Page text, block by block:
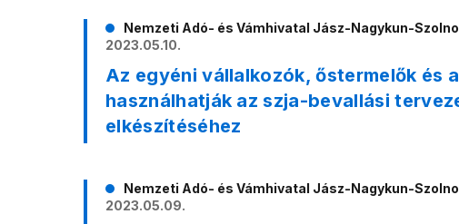
Nemzeti Adó- és Vámhivatal Jász-Nagykun-
2023.05.10.
Az egyéni vállalkozók, őstermelők és
használhatják az szja-bevallási
elkészítéséhez
Nemzeti Adó- és Vámhivatal Jász-Nagykun-
2023.05.09.